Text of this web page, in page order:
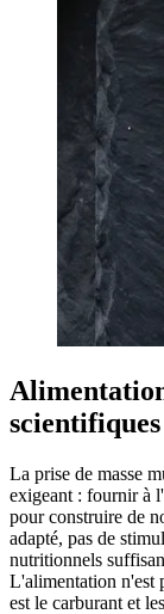
scientifiques
La prise de masse
exigeant : fournir à
pour construire de
adapté, pas de
nutritionnels
L'alimentation n'est
est le carburant et